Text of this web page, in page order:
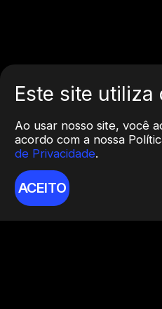
Este site utiliza
Ao usar nosso site, você
acordo com a nossa
de Privacidade.
ACEITO